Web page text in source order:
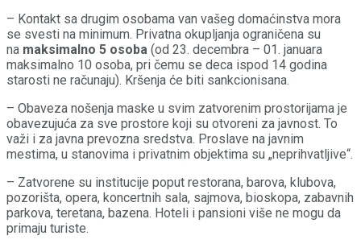
– Kontakt sa drugim osobama van vašeg domaćinstva mora
se svesti na minimum. Privatna okupljanja ograničena su
na maksimalno 5 osoba (od 23. decembra – 01. januara
maksimalno 10 osoba, pri čemu se deca ispod 14 godina
starosti ne računaju). Kršenja će biti sankcionisana.
– Obaveza nošenja maske u svim zatvorenim prostorijama je
obavezujuća za sve prostore koji su otvoreni za javnost. To
važi i za javna prevozna sredstva. Proslave na javnim
mestima, u stanovima i privatnim objektima su „neprihvatljive“.
– Zatvorene su institucije poput restorana, barova, klubova,
pozorišta, opera, koncertnih sala, sajmova, bioskopa, zabavnih
parkova, teretana, bazena. Hoteli i pansioni više ne mogu da
primaju turiste.